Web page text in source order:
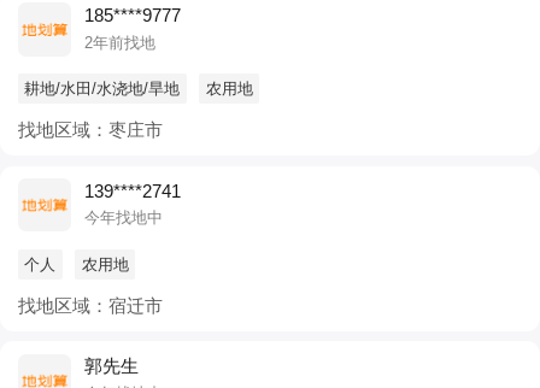
185****9777
2年前找地
耕地/水田/水浇地/旱地 农用地
找地区域：枣庄市
139****2741
今年找地中
个人 农用地
找地区域：宿迁市
郭先生